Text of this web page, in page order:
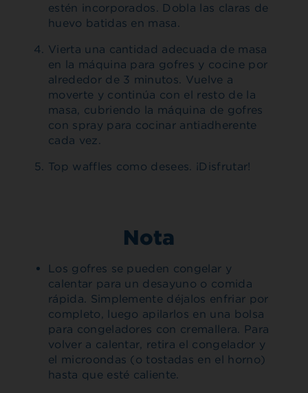
estén incorporados. Dobla las claras de
huevo batidas en masa.
Vierta una cantidad adecuada de masa
en la máquina para gofres y cocine por
alrededor de 3 minutos. Vuelve a
moverte y continúa con el resto de la
masa, cubriendo la máquina de gofres
con spray para cocinar antiadherente
cada vez.
Top waffles como desees. ¡Disfrutar!
Nota
Los gofres se pueden congelar y
calentar para un desayuno o comida
rápida. Simplemente déjalos enfriar por
completo, luego apilarlos en una bolsa
para congeladores con cremallera. Para
volver a calentar, retira el congelador y
el microondas (o tostadas en el horno)
hasta que esté caliente.